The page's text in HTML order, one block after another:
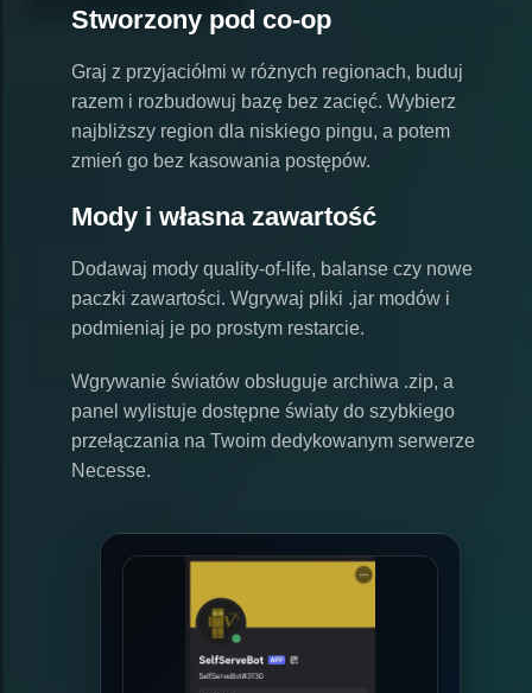
Stworzony pod co-op
Graj z przyjaciółmi w różnych regionach, buduj
razem i rozbudowuj bazę bez zacięć. Wybierz
najbliższy region dla niskiego pingu, a potem
zmień go bez kasowania postępów.
Mody i własna zawartość
Dodawaj mody quality-of-life, balanse czy nowe
paczki zawartości. Wgrywaj pliki .jar modów i
podmieniaj je po prostym restarcie.
Wgrywanie światów obsługuje archiwa .zip, a
panel wylistuje dostępne światy do szybkiego
przełączania na Twoim dedykowanym serwerze
Necesse.